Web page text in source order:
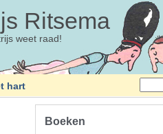
Ritsema
weet raad!
naar:
hart
Boeken